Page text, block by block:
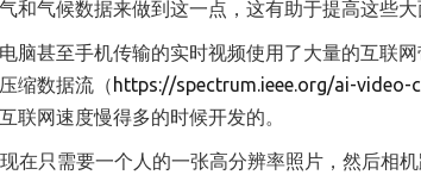
和气候数据来做到这一点，这有助于提高这些大
脑甚至手机传输的实时视频使用了大量的互联
缩数据流（ https://spectrum.ieee.org/ai-video-
联网速度慢得多的时候开发的。
在只需要一个人的一张高分辨率照片，然后相